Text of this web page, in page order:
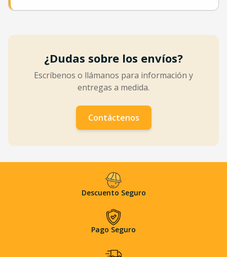
¿Dudas sobre los envíos?
Escríbenos o llámanos para información y
entregas a medida.
Contáctenos
Descuento Seguro
Pago Seguro